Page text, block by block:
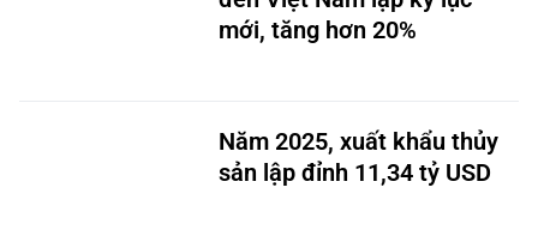
mới, tăng hơn 20%
Năm 2025, xuất khẩu thủy
sản lập đỉnh 11,34 tỷ USD